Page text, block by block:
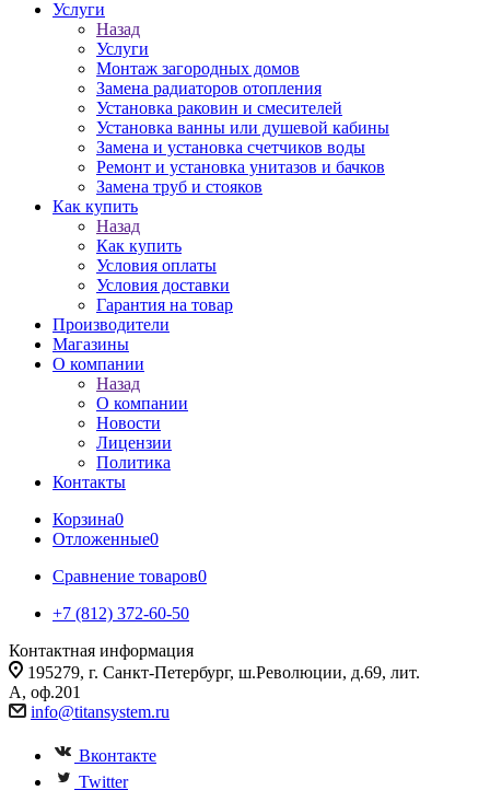
Услуги
Назад
Услуги
Монтаж загородных домов
Замена радиаторов отопления
Установка раковин и смесителей
Установка ванны или душевой кабины
Замена и установка счетчиков воды
Ремонт и установка унитазов и бачков
Замена труб и стояков
Как купить
Назад
Как купить
Условия оплаты
Условия доставки
Гарантия на товар
Производители
Магазины
О компании
Назад
О компании
Новости
Лицензии
Политика
Контакты
Корзина0
Отложенные0
Сравнение товаров0
+7 (812) 372-60-50
Контактная информация
195279, г. Санкт-Петербург, ш.Революции, д.69, лит.
А, оф.201
info@titansystem.ru
Вконтакте
Twitter